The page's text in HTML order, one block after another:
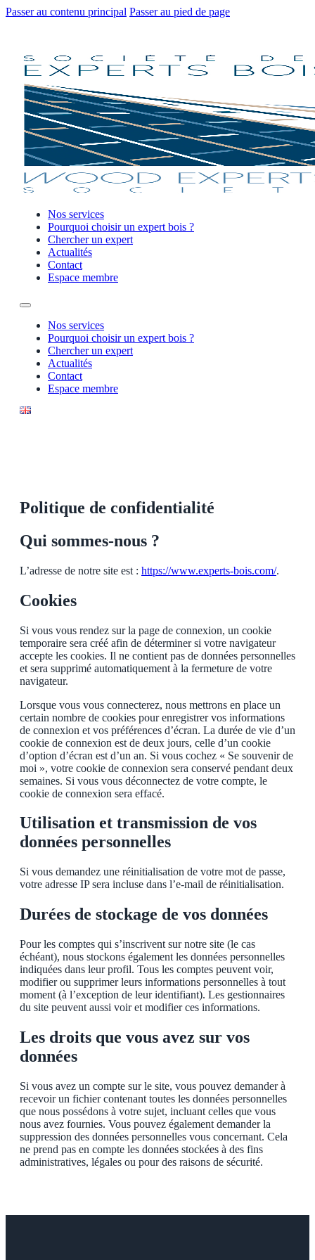
Passer au contenu principal Passer au pied de page
Nos services
Pourquoi choisir un expert bois ?
Chercher un expert
Actualités
Contact
Espace membre
Nos services
Pourquoi choisir un expert bois ?
Chercher un expert
Actualités
Contact
Espace membre
Politique de confidentialité
Qui sommes-nous ?
L’adresse de notre site est : https://www.experts-bois.com/.
Cookies
Si vous vous rendez sur la page de connexion, un cookie
temporaire sera créé afin de déterminer si votre navigateur
accepte les cookies. Il ne contient pas de données personnelles
et sera supprimé automatiquement à la fermeture de votre
navigateur.
Lorsque vous vous connecterez, nous mettrons en place un
certain nombre de cookies pour enregistrer vos informations
de connexion et vos préférences d’écran. La durée de vie d’un
cookie de connexion est de deux jours, celle d’un cookie
d’option d’écran est d’un an. Si vous cochez « Se souvenir de
moi », votre cookie de connexion sera conservé pendant deux
semaines. Si vous vous déconnectez de votre compte, le
cookie de connexion sera effacé.
Utilisation et transmission de vos
données personnelles
Si vous demandez une réinitialisation de votre mot de passe,
votre adresse IP sera incluse dans l’e-mail de réinitialisation.
Durées de stockage de vos données
Pour les comptes qui s’inscrivent sur notre site (le cas
échéant), nous stockons également les données personnelles
indiquées dans leur profil. Tous les comptes peuvent voir,
modifier ou supprimer leurs informations personnelles à tout
moment (à l’exception de leur identifiant). Les gestionnaires
du site peuvent aussi voir et modifier ces informations.
Les droits que vous avez sur vos
données
Si vous avez un compte sur le site, vous pouvez demander à
recevoir un fichier contenant toutes les données personnelles
que nous possédons à votre sujet, incluant celles que vous
nous avez fournies. Vous pouvez également demander la
suppression des données personnelles vous concernant. Cela
ne prend pas en compte les données stockées à des fins
administratives, légales ou pour des raisons de sécurité.